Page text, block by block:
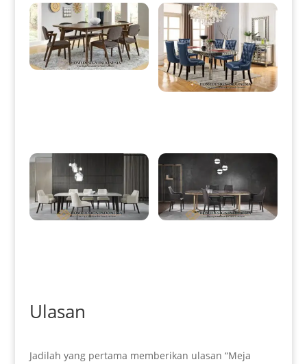
Ulasan
Jadilah yang pertama memberikan ulasan “Meja